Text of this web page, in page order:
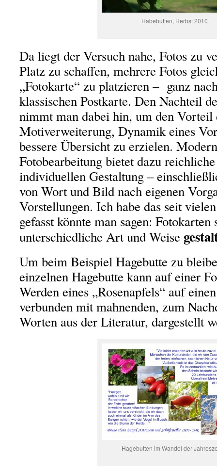
Habebutten, Herbst 2010
Da liegt der Versuch nahe, Fotos zu
Platz zu schaffen, mehrere Fotos
„Fotokarte“ zu platzieren – ganz
klassischen Postkarte. Den Nachteil
nimmt man dabei hin, um den Vorteil
Motiverweiterung, Dynamik eines
bessere Übersicht zu erzielen.
Fotobearbeitung bietet dazu
individuellen Gestaltung –
von Wort und Bild nach eigenen
Vorstellungen. Ich habe das seit
gefasst könnte man sagen: Fotokarten
unterschiedliche Art und Weise
Um beim Beispiel Hagebutte zu
einzelnen Hagebutte kann auf einer
Werden eines „Rosenapfels“ auf
verbunden mit mahnenden, zum
Worten aus der Literatur, dargestellt
Hagebutten im Wandel der